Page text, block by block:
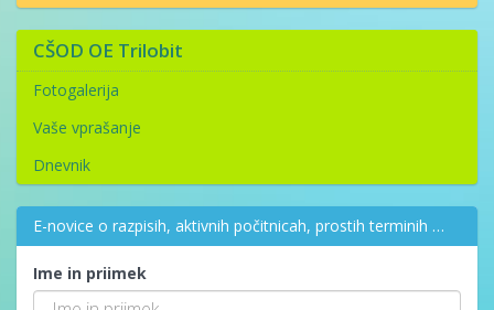
CŠOD OE Trilobit
Fotogalerija
Vaše vprašanje
Dnevnik
E-novice o razpisih, aktivnih počitnicah, prostih terminih …
Ime in priimek